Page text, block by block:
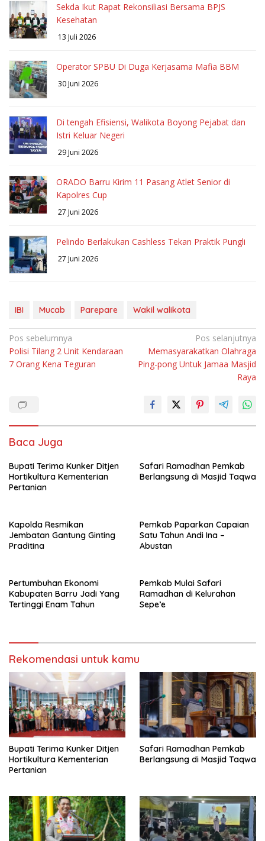
Sekda Ikut Rapat Rekonsiliasi Bersama BPJS
Kesehatan
13 Juli 2026
Operator SPBU Di Duga Kerjasama Mafia BBM
30 Juni 2026
Di tengah Efisiensi, Walikota Boyong Pejabat dan
Istri Keluar Negeri
29 Juni 2026
ORADO Barru Kirim 11 Pasang Atlet Senior di
Kapolres Cup
27 Juni 2026
Pelindo Berlakukan Cashless Tekan Praktik Pungli
27 Juni 2026
IBI Mucab Parepare Wakil walikota
Navigasi
pos
Pos sebelumnya
Polisi Tilang 2 Unit Kendaraan
7 Orang Kena Teguran
Pos selanjutnya
Memasyarakatkan Olahraga
Ping-pong Untuk Jamaa Masjid
Raya
Baca Juga
Bupati Terima Kunker Ditjen
Hortikultura Kementerian
Pertanian
Safari Ramadhan Pemkab
Berlangsung di Masjid Taqwa
Kapolda Resmikan
Jembatan Gantung Ginting
Praditina
Pemkab Paparkan Capaian
Satu Tahun Andi Ina –
Abustan
Pertumbuhan Ekonomi
Kabupaten Barru Jadi Yang
Tertinggi Enam Tahun
Pemkab Mulai Safari
Ramadhan di Kelurahan
Sepe’e
Rekomendasi untuk kamu
Bupati Terima Kunker Ditjen
Hortikultura Kementerian
Pertanian
Safari Ramadhan Pemkab
Berlangsung di Masjid Taqwa